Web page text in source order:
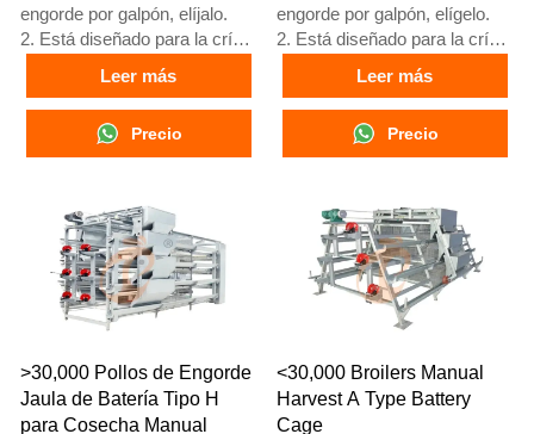
engorde por galpón, elíjalo.
2. Está diseñado para la cría
de pollos de engorde de 1 a
45 días de edad listos para el
mercado.
3. Su vida útil es de más de
20 años.
24 horas, el número de
What’sApp es
+8618830120193, +234
8111199996.
Leer más
Precio
engorde por galpón, elígelo.
2. Está diseñado para la cría
de pollos de engorde de 1 a
45 días de edad listos para el
mercado.
3. Su vida útil es de más de
20 años.
24 horas, el número de
What’sApp es
+8618830120193, +234
8111199996.
Leer más
Precio
>30,000 Pollos de Engorde
Jaula de Batería Tipo H
para Cosecha Manual
<30,000 Broilers Manual
Harvest A Type Battery
Cage